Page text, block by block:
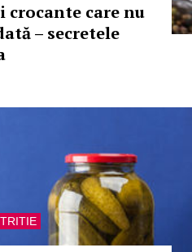
crocante care nu
– secretele